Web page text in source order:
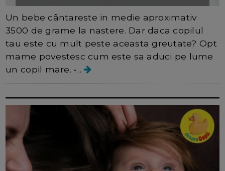
Un bebe cântareste in medie aproximativ
3500 de grame la nastere. Dar daca copilul
tau este cu mult peste aceasta greutate? Opt
mame povestesc cum este sa aduci pe lume
un copil mare. •...